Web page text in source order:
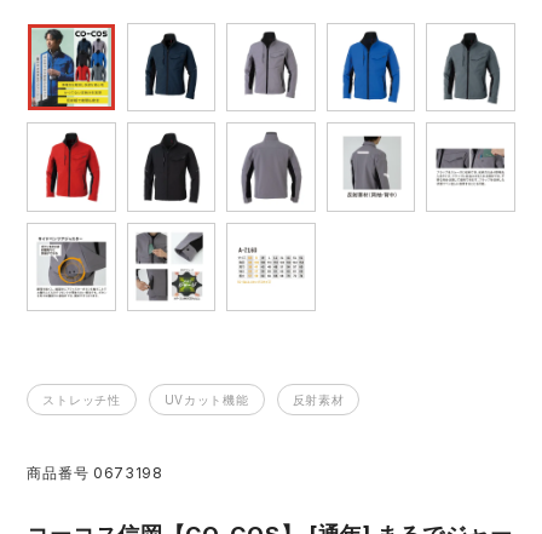
安全保護具
レインウェア・カッパ
ヤッケ
作業用小物・アクセサリー
つなぎ
作業用ポロシャツランキング
作業用手袋ランキング
レインウェアランキング
アイズフロンティア ランキング
コーコス ランキング
アイトス ランキング
GUSH FORCE CUP
GDジャパン カーシーカシマ
シンメン 日進ゴム
ハイパーV 丸五
ニオイクリア タカヤ商事
エアークラフト
運送・倉庫作業服
清掃・ビルメンテ作業服
夜間・高視認性安全服
医療白衣・介護服
ストレッチ性 UVカット機能 反射素材
商品番号 0673198